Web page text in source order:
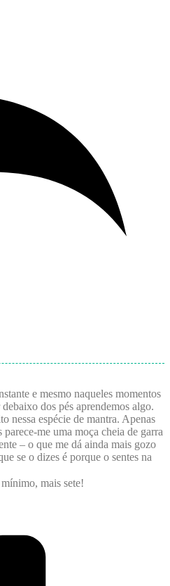
e mesmo naqueles momentos
dos pés aprendemos algo.
nessa espécie de mantra. Apenas
me uma moça cheia de garra
– o que me dá ainda mais gozo
se o dizes é porque o sentes na
mais sete!